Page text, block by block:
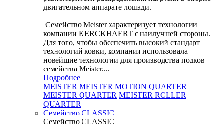
двигательном аппарате лошади.
Семейство Meister характеризует технологии
компании KERCKHAERT с наилучшей стороны.
Для того, чтобы обеспечить высокий стандарт
технологий ковки, компания использовала
новейшие технологии для производства подков
семейства Meister....
Подробнее
MEISTER MEISTER MOTION QUARTER
MEISTER QUARTER MEISTER ROLLER
QUARTER
Семейство CLASSIC
Семейство CLASSIC